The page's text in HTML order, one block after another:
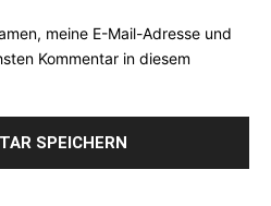
meine E-Mail-Adresse und
Kommentar in diesem